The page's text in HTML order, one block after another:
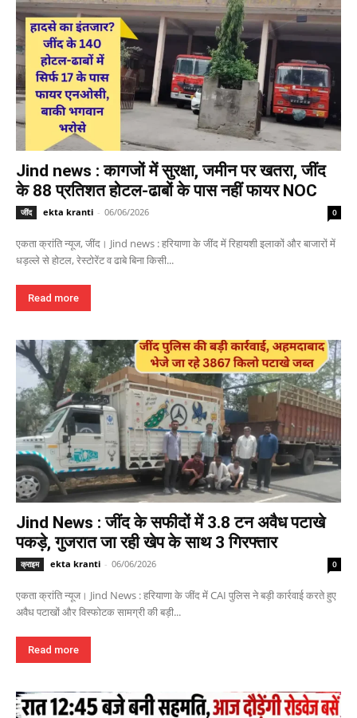
Jind news : कागजों में सुरक्षा, जमीन पर खतरा, जींद
के 88 प्रतिशत होटल-ढाबों के पास नहीं फायर NOC
जींद ekta kranti - 06/06/2026 0
एकता क्रांति न्यूज, जींद। Jind news : हरियाणा के जींद में रिहायशी इलाकों और बाजारों में
धड़ल्ले से होटल, रेस्टोरेंट व ढाबे बिना किसी...
Read more
Jind News : जींद के सफीदों में 3.8 टन अवैध पटाखे
पकड़े, गुजरात जा रही खेप के साथ 3 गिरफ्तार
क्राइम ekta kranti - 06/06/2026 0
एकता क्रांति न्यूज। Jind News : हरियाणा के जींद में CAI पुलिस ने बड़ी कार्रवाई करते हुए
अवैध पटाखों और विस्फोटक सामग्री की बड़ी...
Read more